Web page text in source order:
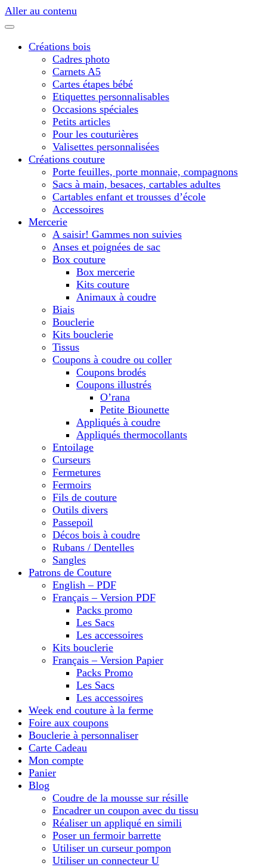
Aller au contenu
Créations bois
Cadres photo
Carnets A5
Cartes étapes bébé
Etiquettes personnalisables
Occasions spéciales
Petits articles
Pour les couturières
Valisettes personnalisées
Créations couture
Porte feuilles, porte monnaie, compagnons
Sacs à main, besaces, cartables adultes
Cartables enfant et trousses d’école
Accessoires
Mercerie
A saisir! Gammes non suivies
Anses et poignées de sac
Box couture
Box mercerie
Kits couture
Animaux à coudre
Biais
Bouclerie
Kits bouclerie
Tissus
Coupons à coudre ou coller
Coupons brodés
Coupons illustrés
O’rana
Petite Biounette
Appliqués à coudre
Appliqués thermocollants
Entoilage
Curseurs
Fermetures
Fermoirs
Fils de couture
Outils divers
Passepoil
Décos bois à coudre
Rubans / Dentelles
Sangles
Patrons de Couture
English – PDF
Français – Version PDF
Packs promo
Les Sacs
Les accessoires
Kits bouclerie
Français – Version Papier
Packs Promo
Les Sacs
Les accessoires
Week end couture à la ferme
Foire aux coupons
Bouclerie à personnaliser
Carte Cadeau
Mon compte
Panier
Blog
Coudre de la mousse sur résille
Encadrer un coupon avec du tissu
Réaliser un appliqué en simili
Poser un fermoir barrette
Utiliser un curseur pompon
Utiliser un connecteur U